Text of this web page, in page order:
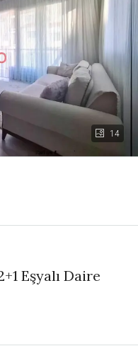
14
Eşyalı Daire